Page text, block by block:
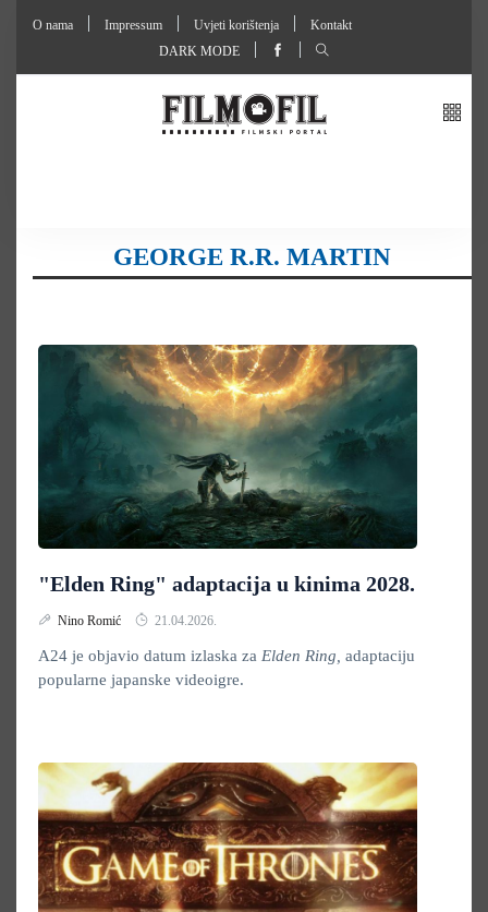
O nama Impressum Uvjeti korištenja
Kontakt
DARK MODE
GEORGE R.R. MARTIN
"Elden Ring" adaptacija u kinima 2028.
Nino Romić 21.04.2026.
A24 je objavio datum izlaska za Elden Ring, adaptaciju
popularne japanske videoigre.